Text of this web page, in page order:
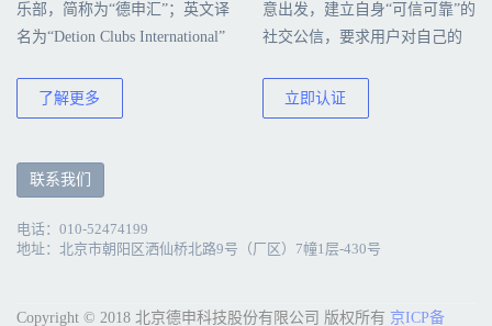
乐部，简称为“德申汇”；英文译
名为“Detion Clubs International”
技股份有限公司创建、运营和
管理。
了解更多
意出发，建立自身“可信可靠”的
社交公信，要求用户对自己的
司认证信息。
立即认证
联系我们
电话：010-52474199
地址：北京市朝阳区洒仙桥北路9号（厂区）7幢1层-430号
Copyright © 2018 北京德申科技股份有限公司 版权所有 京ICP备